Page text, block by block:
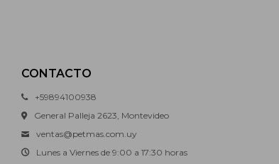
CONTACTO
+59894100938
General Palleja 2623, Montevideo
ventas@petmas.com.uy
Lunes a Viernes de 9:00 a 17:30 horas